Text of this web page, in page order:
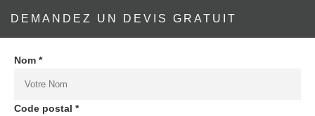
DEMANDEZ UN DEVIS GRATUIT
Nom *
Code postal *